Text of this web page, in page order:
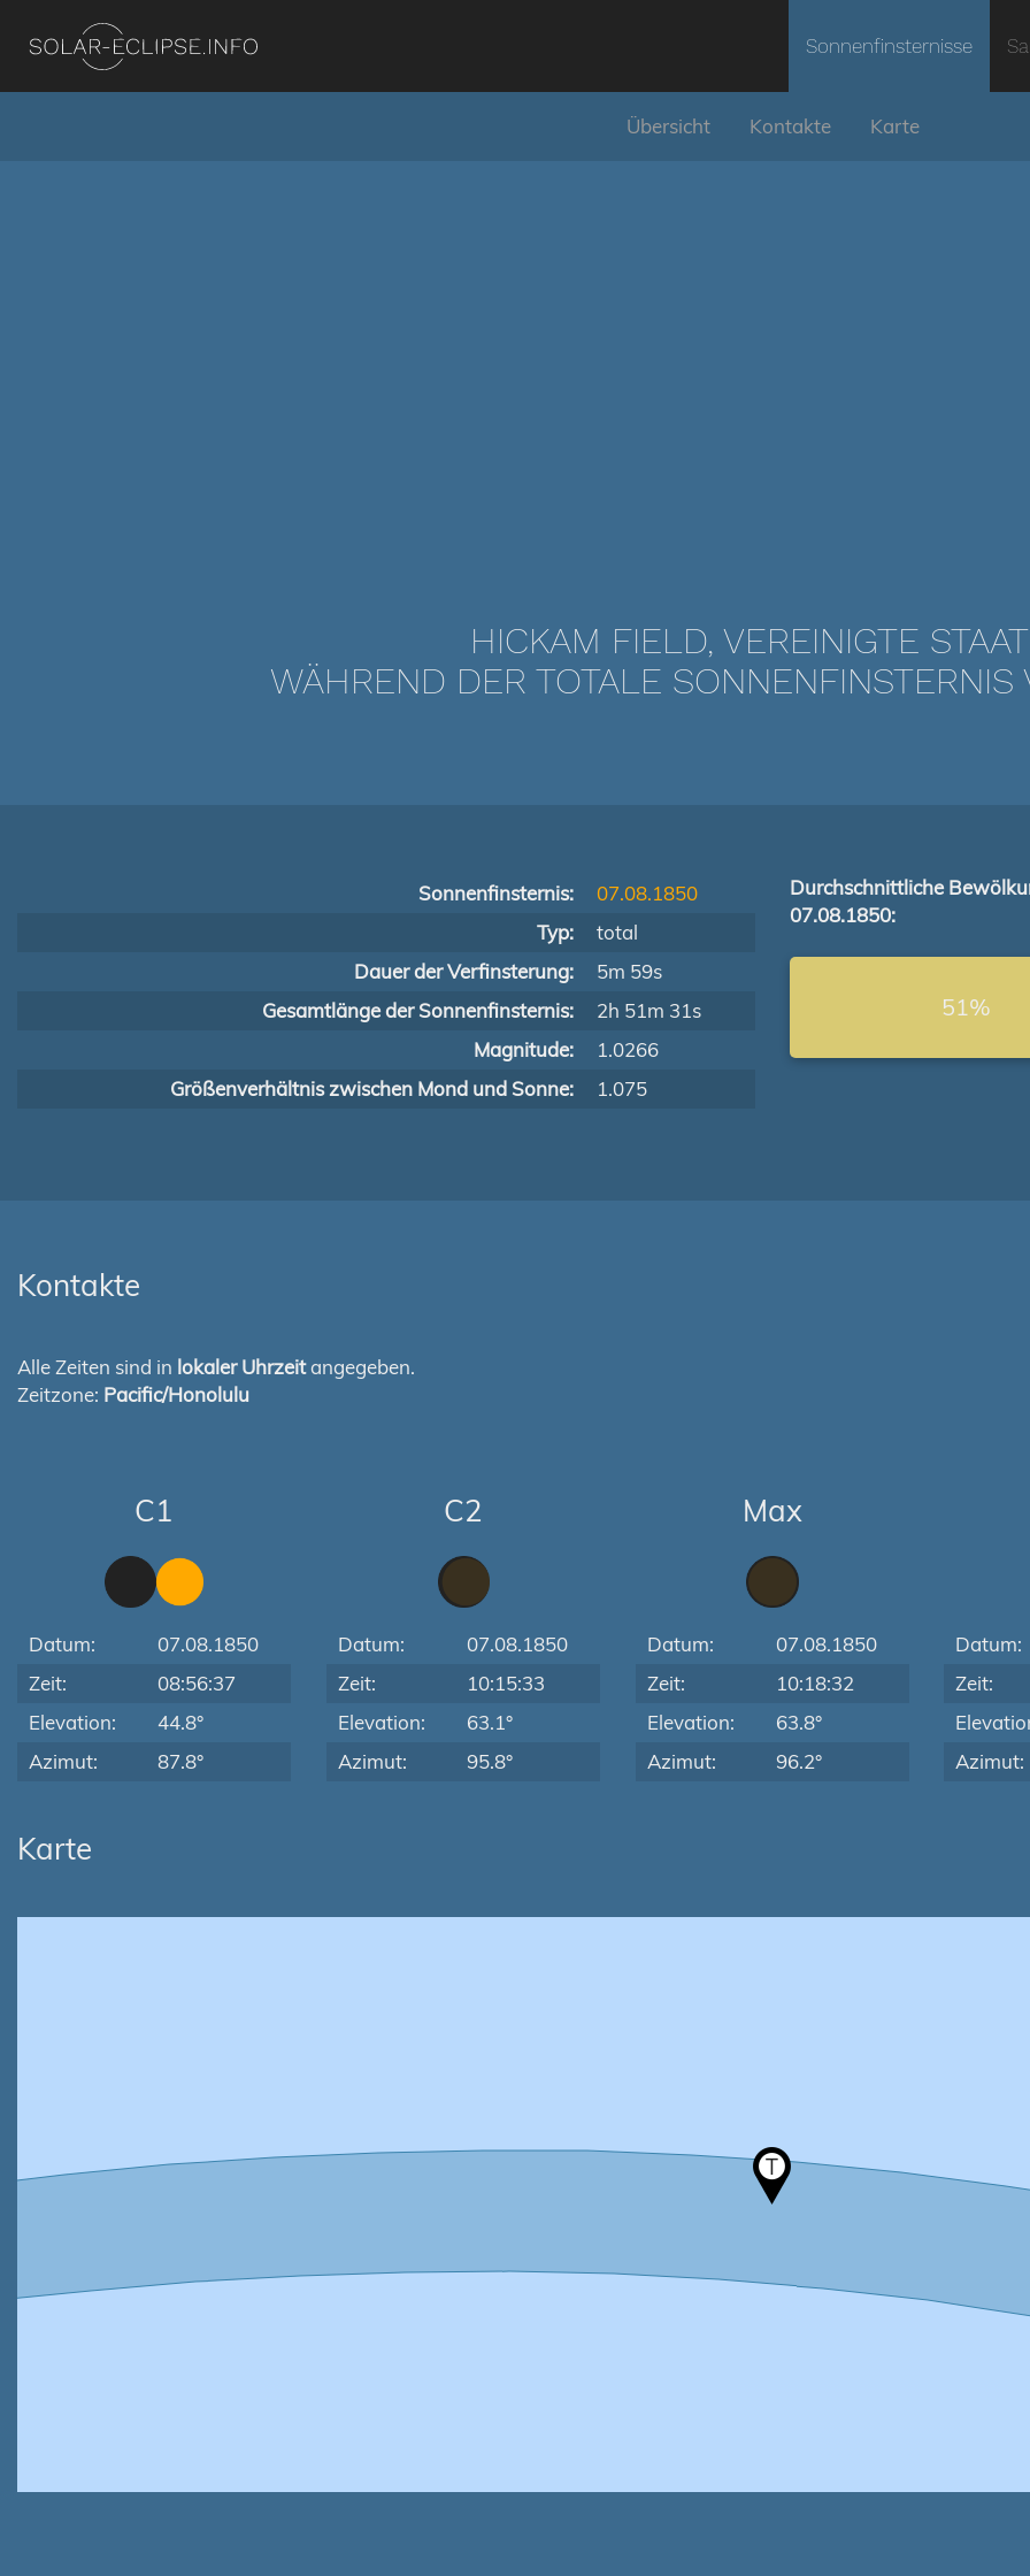
Sonnenfinsternisse
Übersicht Kontakte Karte
HICKAM FIELD, VEREINIGTE
WÄHREND DER TOTALE SONNENFINSTERNIS
Sonnenfinsternis:
07.08.1850
Typ:
total
Dauer der Verfinsterung:
5m 59s
Gesamtlänge der Sonnenfinsternis:
2h 51m 31s
Magnitude:
1.0266
Größenverhältnis zwischen Mond und Sonne:
1.075
Durchschnittliche
07.08.1850:
51%
Kontakte
Alle Zeiten sind in lokaler Uhrzeitangegeben.
Zeitzone: Pacific/Honolulu
C1
Datum:
07.08.1850
Zeit:
08:56:37
Elevation:
44.8°
Azimut:
87.8°
C2
Datum:
07.08.1850
Zeit:
10:15:33
Elevation:
63.1°
Azimut:
95.8°
Max
Datum:
07.08.1850
Zeit:
10:18:32
Elevation:
63.8°
Azimut:
96.2°
Datum:
Zeit:
Azimut:
Karte